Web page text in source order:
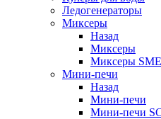
Ледогенераторы
Миксеры
Назад
Миксеры
Миксеры
Мини-печи
Назад
Мини-печи
Мини-печи